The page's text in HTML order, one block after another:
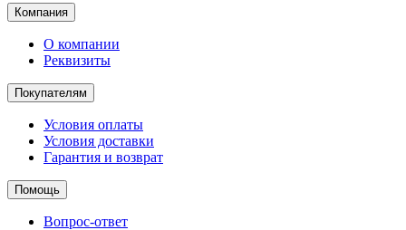
Компания
О компании
Реквизиты
Покупателям
Условия оплаты
Условия доставки
Гарантия и возврат
Помощь
Вопрос-ответ